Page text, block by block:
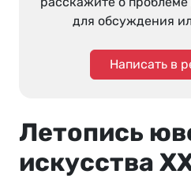
для обсуждения
Написать в
Летопись
искусства